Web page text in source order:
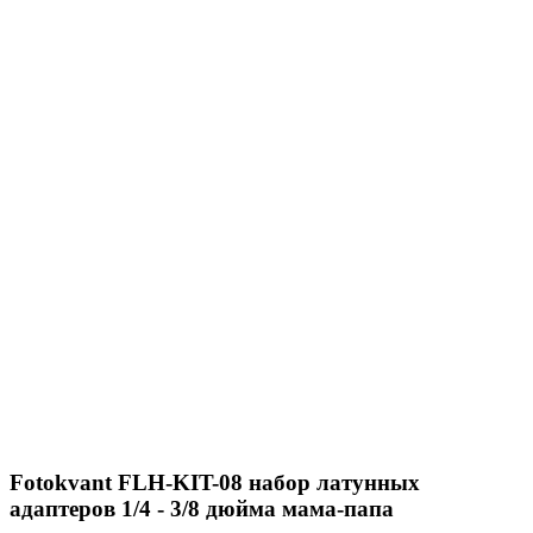
Fotokvant FLH-KIT-08 набор латунных
адаптеров 1/4 - 3/8 дюйма мама-папа